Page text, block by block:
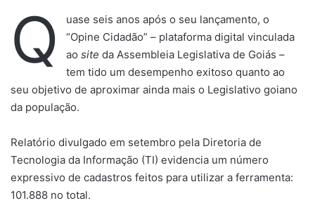
Q
uase seis anos após o seu lançamento, o
“Opine Cidadão” – plataforma digital vinculada
ao site da Assembleia Legislativa de Goiás –
tem tido um desempenho exitoso quanto ao
seu objetivo de aproximar ainda mais o Legislativo goiano
da população.
Relatório divulgado em setembro pela Diretoria de
Tecnologia da Informação (TI) evidencia um número
expressivo de cadastros feitos para utilizar a ferramenta:
101.888 no total.